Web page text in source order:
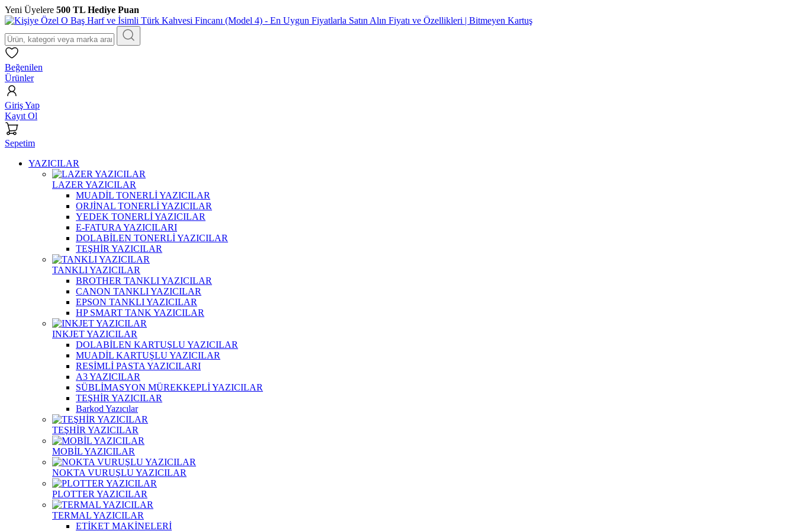
Yeni Üyelere 500 TL Hediye Puan
Beğenilen
Ürünler
Giriş Yap
Kayıt Ol
Sepetim
YAZICILAR
LAZER YAZICILAR
MUADİL TONERLİ YAZICILAR
ORJİNAL TONERLİ YAZICILAR
YEDEK TONERLİ YAZICILAR
E-FATURA YAZICILARI
DOLABİLEN TONERLİ YAZICILAR
TEŞHİR YAZICILAR
TANKLI YAZICILAR
BROTHER TANKLI YAZICILAR
CANON TANKLI YAZICILAR
EPSON TANKLI YAZICILAR
HP SMART TANK YAZICILAR
INKJET YAZICILAR
DOLABİLEN KARTUŞLU YAZICILAR
MUADİL KARTUŞLU YAZICILAR
RESİMLİ PASTA YAZICILARI
A3 YAZICILAR
SÜBLİMASYON MÜREKKEPLİ YAZICILAR
TEŞHİR YAZICILAR
Barkod Yazıcılar
TEŞHİR YAZICILAR
MOBİL YAZICILAR
NOKTA VURUŞLU YAZICILAR
PLOTTER YAZICILAR
TERMAL YAZICILAR
ETİKET MAKİNELERİ